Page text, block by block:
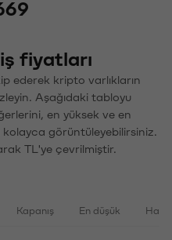
fiyatları
ederek kripto varlıkların
Aşağıdaki tabloyu
en yüksek ve en
kolayca görüntüleyebilirsiniz.
TL'ye çevrilmiştir.
Kapanış En düşük